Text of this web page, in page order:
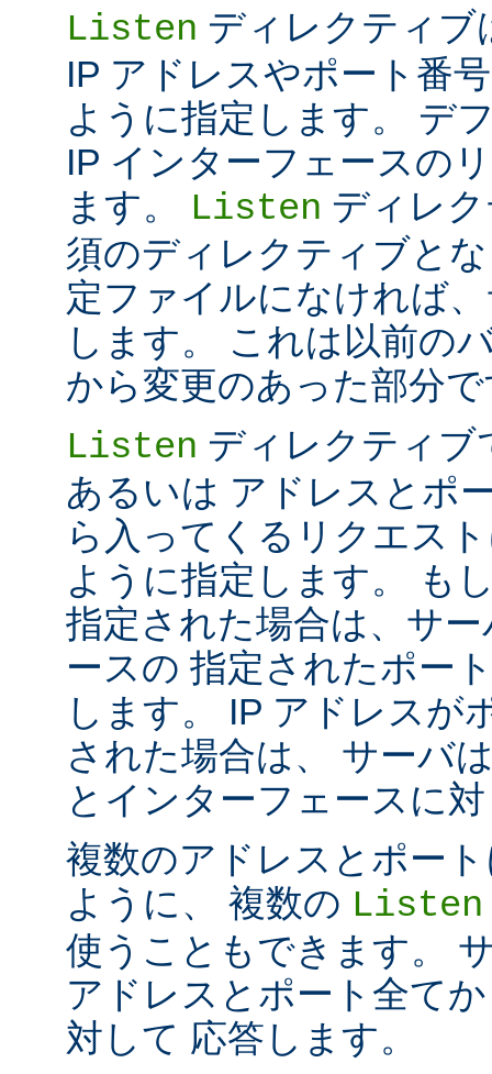
Listen ディレクティブ
IP アドレスやポート番
ように指定します。 デ
IP インターフェースの
ます。
Listen ディレ
須のディレクティブと
定ファイルになければ
します。 これは以前の
から変更のあった部分
Listen ディレクティブ
あるいは アドレスとポ
ら入ってくるリクエス
ように指定します。 も
指定された場合は、サ
ースの 指定されたポー
します。 IP アドレスが
された場合は、 サーバ
とインターフェースに
複数のアドレスとポー
ように、 複数の Listen
使うこともできます。
アドレスとポート全て
対して 応答します。